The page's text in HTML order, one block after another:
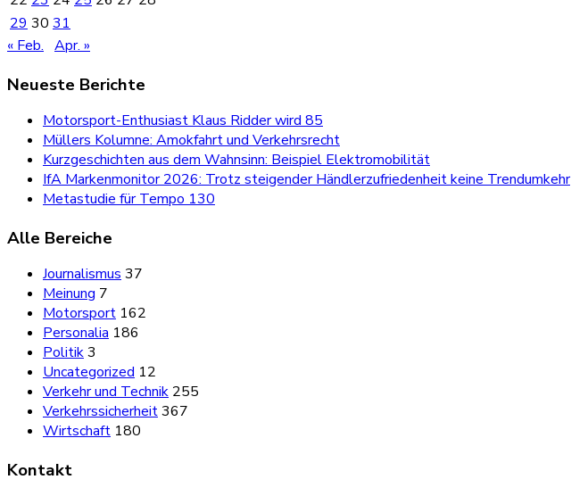
29 30 31
« Feb. Apr. »
Neueste Berichte
Motorsport-Enthusiast Klaus Ridder wird 85
Müllers Kolumne: Amokfahrt und Verkehrsrecht
Kurzgeschichten aus dem Wahnsinn: Beispiel Elektromobilität
IfA Markenmonitor 2026: Trotz steigender Händlerzufriedenheit keine Trendumkehr
Metastudie für Tempo 130
Alle Bereiche
Journalismus 37
Meinung 7
Motorsport 162
Personalia 186
Politik3
Uncategorized 12
Verkehr und Technik 255
Verkehrssicherheit367
Wirtschaft 180
Kontakt